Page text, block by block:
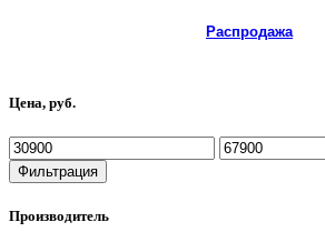
Распродажа
Цена, руб.
Минимальная
цена
Максимальная
цена
Фильтрация
Производитель